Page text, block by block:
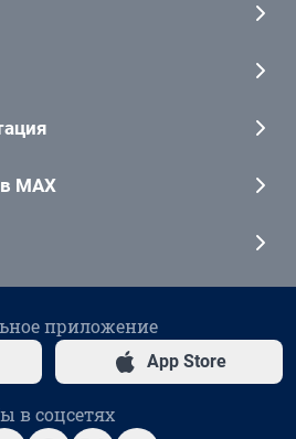
MAX
приложение
App Store
в соцсетях